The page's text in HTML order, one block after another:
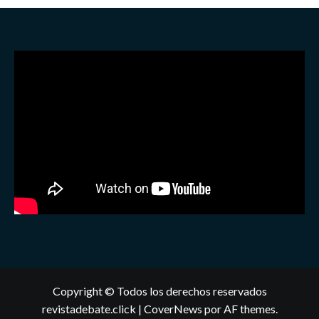
Copyright © Todos los derechos reservados
revistadebate.click | CoverNews por AF themes.